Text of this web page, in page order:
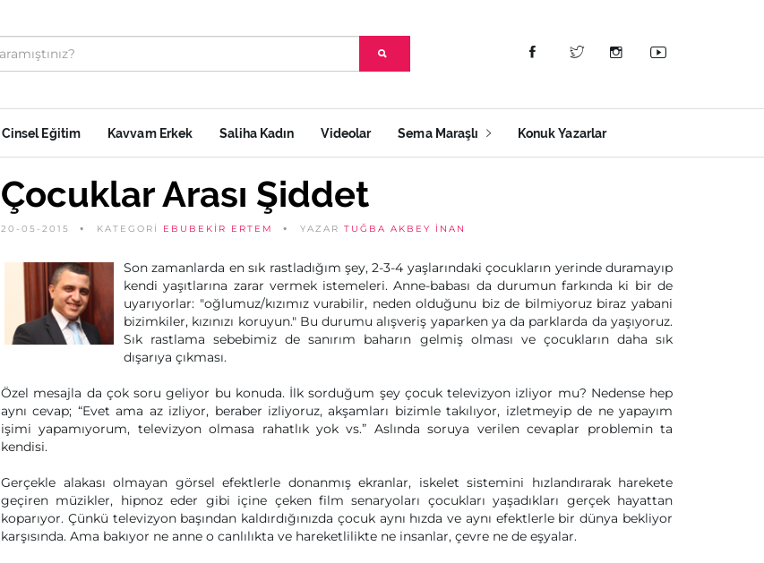
Cinsel Eğitim Kavvam Erkek Saliha Kadın Videolar Sema Maraşlı Konuk Yazarlar
Çocuklar Arası Şiddet
20-05-2015 KATEGORİ EBUBEKIR ERTEM YAZAR TUĞBA AKBEY İNAN
Son zamanlarda en sık rastladığım şey, 2-3-4 yaşlarındaki çocukların yerinde duramayıp
kendi yaşıtlarına zarar vermek istemeleri. Anne-babası da durumun farkında ki bir de
uyarıyorlar: "oğlumuz/kızımız vurabilir, neden olduğunu biz de bilmiyoruz biraz yabani
bizimkiler, kızınızı koruyun." Bu durumu alışveriş yaparken ya da parklarda da yaşıyoruz.
Sık rastlama sebebimiz de sanırım baharın gelmiş olması ve çocukların daha sık
dışarıya çıkması.
Özel mesajla da çok soru geliyor bu konuda. İlk sorduğum şey çocuk televizyon izliyor mu? Nedense hep
aynı cevap; “Evet ama az izliyor, beraber izliyoruz, akşamları bizimle takılıyor, izletmeyip de ne yapayım
işimi yapamıyorum, televizyon olmasa rahatlık yok vs.” Aslında soruya verilen cevaplar problemin ta
kendisi.
Gerçekle alakası olmayan görsel efektlerle donanmış ekranlar, iskelet sistemini hızlandırarak harekete
geçiren müzikler, hipnoz eder gibi içine çeken film senaryoları çocukları yaşadıkları gerçek hayattan
koparıyor. Çünkü televizyon başından kaldırdığınızda çocuk aynı hızda ve aynı efektlerle bir dünya bekliyor
karşısında. Ama bakıyor ne anne o canlılıkta ve hareketlilikte ne insanlar, çevre ne de eşyalar.